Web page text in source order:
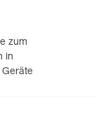
zum
in